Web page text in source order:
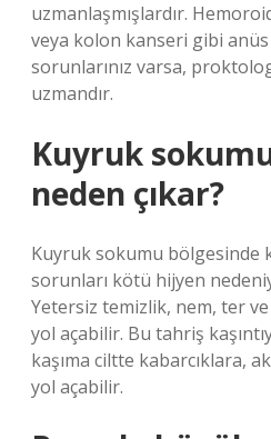
uzmanlaşmışlardır.
veya kolon kanseri gibi
sorunlarınız varsa,
uzmandır.
Kuyruk
neden çıkar?
Kuyruk sokumu bölgesinde
sorunları kötü hijyen
Yetersiz temizlik, nem, ter
yol açabilir. Bu tahriş
kaşıma ciltte kabarcıklara,
yol açabilir.